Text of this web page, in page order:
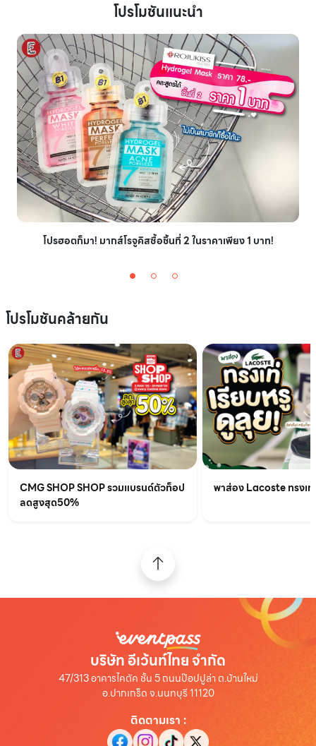
โปรโมชันแนะนำ
โปรฮอตก็มา! มากส์โรจูคิสซื้อชิ้นที่ 2 ในราคาเพียง 1 บาท!
โปรโมชันคล้ายกัน
CMG SHOP SHOP รวมแบรนด์ตัวท็อป
ลดสูงสุด50%
พาส่อง Lacoste ทรงเ
บริษัท อีเว้นท์ไทย จำกัด
47/313 อาคารไคตัค ชั้น 5 ถนนป๊อปปูล่า ต.บ้านใหม่
อ.ปากเกร็ด จ.นนทบุรี 11120
ติดตามเรา :